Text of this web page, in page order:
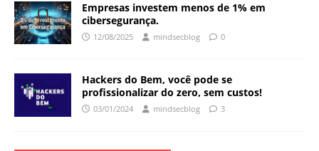
Empresas investem menos de 1% em
cibersegurança.
12/08/2025 mindsecblog 0
Hackers do Bem, você pode se
profissionalizar do zero, sem custos!
03/01/2024 mindsecblog 3